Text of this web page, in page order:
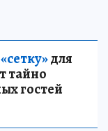
для
тайно
гостей